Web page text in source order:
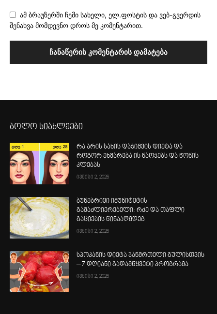
ამ ბრაუზერში ჩემი სახელი, ელ.ფოსტის და ვებ-გვერდის
შენახვა მომდევნო დროს მე კომენტარით.
ბოლო სიახლეები
რა არის სახის დაჭიმვის დიეტა და
როგორ ეხმარება ის ნაოჭებს და წონის
კლებას
ივნისი 2, 2026
ბუნებრივი იმუნიტეტის
გამაძლიერებელი: რძე და თაფლი
გაციების წინააღმდეგ
ივნისი 2, 2026
სპოკანის დიეტა ჯანმრთელი გულისთვის
– 7 დღიანი გადამწყვეტი პროგრამა
ივნისი 2, 2026